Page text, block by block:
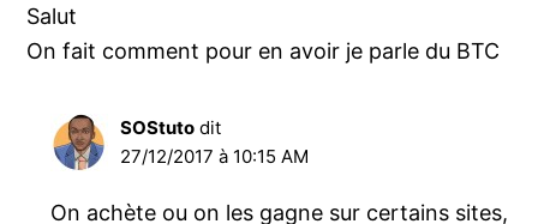
Salut
On fait comment pour en avoir je parle du BTC
SOStuto dit
27/12/2017 à 10:15 AM
On achète ou on les gagne sur certains sites,